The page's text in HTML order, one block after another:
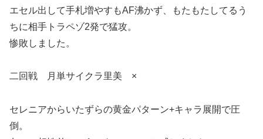
エセル出して手札増やすもAF沸かず、もたもたしてるう
ちに相手トラペゾ2発で猛攻。
惨敗しました。
二回戦 月単サイクラ里美 ×
セレニアからいたずらの黄金パターン+キャラ展開で圧
倒。